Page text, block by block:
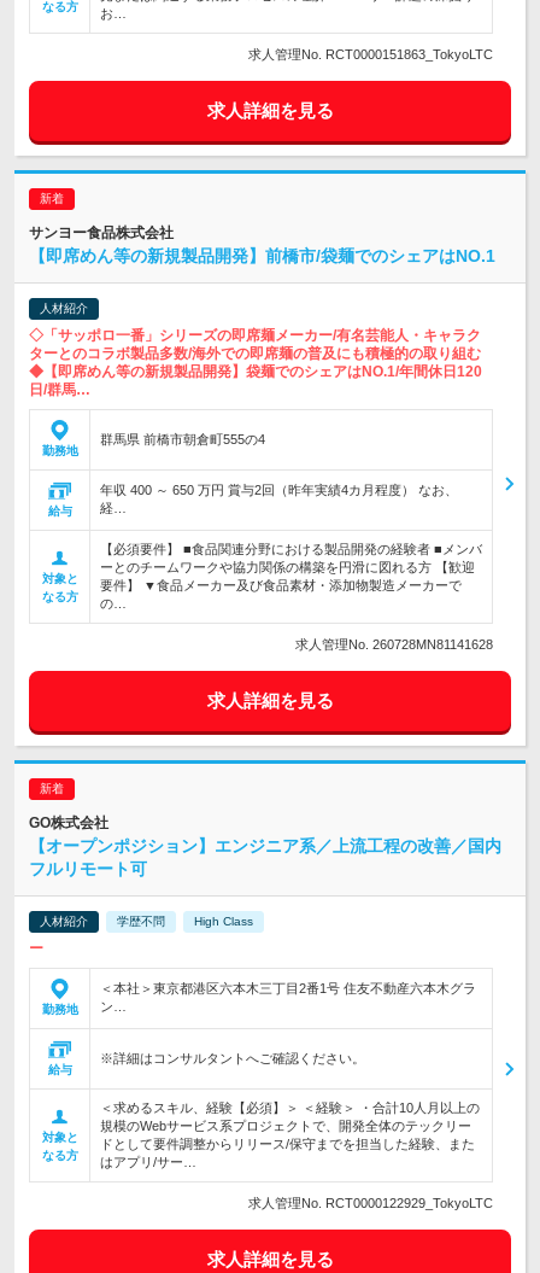
なる方
お…
求人管理No. RCT0000151863_TokyoLTC
求人詳細を見る
サンヨー食品株式会社
【即席めん等の新規製品開発】前橋市/袋麺でのシェアはNO.1
人材紹介
◇「サッポロ一番」シリーズの即席麺メーカー/有名芸能人・キャラク
ターとのコラボ製品多数/海外での即席麺の普及にも積極的の取り組む
◆【即席めん等の新規製品開発】袋麺でのシェアはNO.1/年間休日120
日/群馬…
勤務地
群馬県 前橋市朝倉町555の4
給与
年収 400 ～ 650 万円 賞与2回（昨年実績4カ月程度） なお、
経…
対象と
なる方
【必須要件】 ■食品関連分野における製品開発の経験者 ■メンバ
ーとのチームワークや協力関係の構築を円滑に図れる方 【歓迎
要件】 ▼食品メーカー及び食品素材・添加物製造メーカーで
の…
求人管理No. 260728MN81141628
求人詳細を見る
GO株式会社
【オープンポジション】エンジニア系／上流工程の改善／国内
フルリモート可
人材紹介 学歴不問 High Class
ー
勤務地
＜本社＞東京都港区六本木三丁目2番1号 住友不動産六本木グラ
ン…
給与
※詳細はコンサルタントへご確認ください。
対象と
なる方
＜求めるスキル、経験【必須】＞ ＜経験＞ ・合計10人月以上の
規模のWebサービス系プロジェクトで、開発全体のテックリー
ドとして要件調整からリリース/保守までを担当した経験、また
はアプリ/サー…
求人管理No. RCT0000122929_TokyoLTC
求人詳細を見る